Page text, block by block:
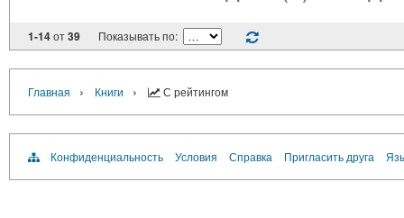
1-14от39 Показывать по:
Главная › Книги › С рейтингом
Конфиденциальность Условия Справка Пригласить друга